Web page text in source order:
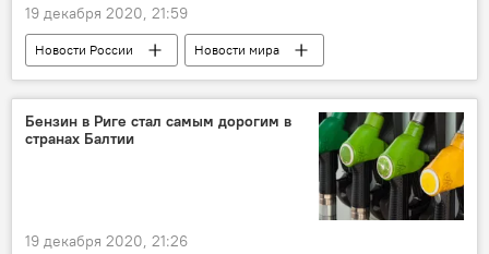
19 декабря 2020, 21:59
Новости России
Новости мира
посольство РФ в Латвии
Александр Гапоненко
приговор
Бензин в Риге стал самым дорогим в
странах Балтии
19 декабря 2020, 21:26